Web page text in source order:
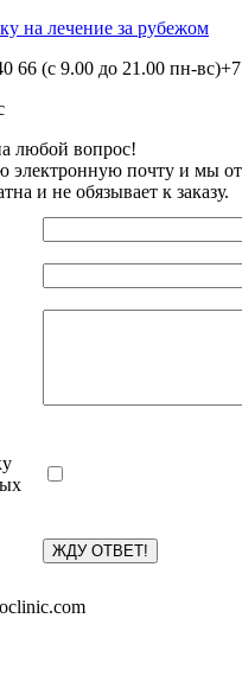
на лечение за рубежом
66 (с 9.00 до 21.00 пн-вс)
любой вопрос!
электронную почту и мы
и не обязывает к заказу.